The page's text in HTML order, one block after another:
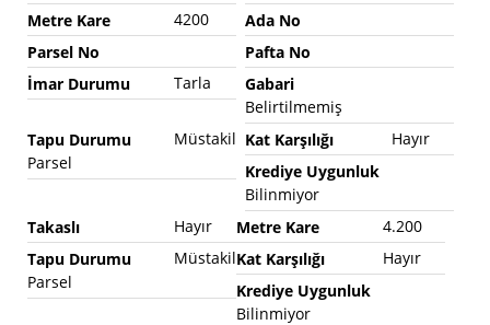
Metre Kare
4200
Ada No
Parsel No
Pafta No
İmar Durumu
Tarla
Gabari
Belirtilmemiş
Tapu Durumu
Müstakil
Parsel
Kat Karşılığı
Hayır
Krediye Uygunluk
Bilinmiyor
Takaslı
Hayır Metre Kare
4.200
Tapu Durumu
Müstakil
Parsel
Kat Karşılığı
Hayır
Krediye Uygunluk
Bilinmiyor